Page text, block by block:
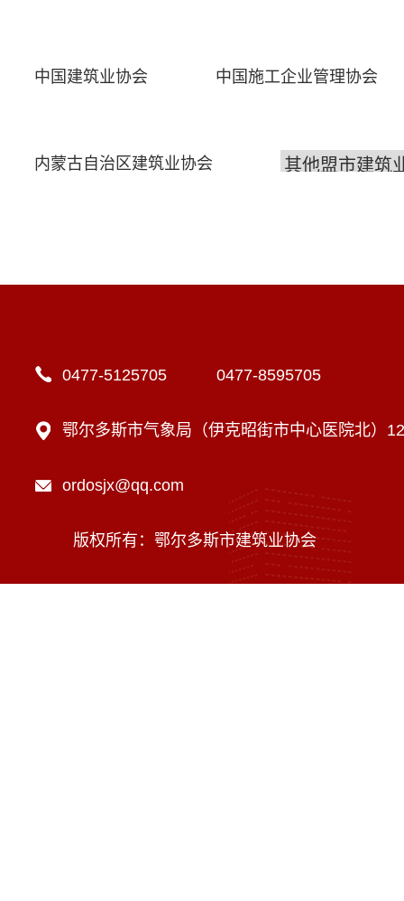
中国建筑业协会 中国施工企业管理协会
内蒙古自治区建筑业协会
0477-5125705 0477-8595705
鄂尔多斯市气象局（伊克昭街市中心医院北）
ordosjx@qq.com
版权所有：鄂尔多斯市建筑业协会